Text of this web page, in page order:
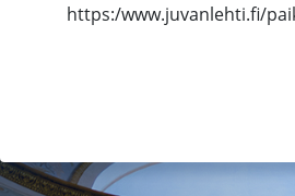
https:/www.juvanlehti.fi/